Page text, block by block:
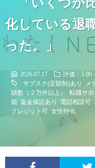
化している退
った。」
2026.07.17
評価：5.00
サブスク(定額制)あり
メ
績数（２万件以上）
転職サポ
能 返金保証あり 電話相談可
クレジット可 女性特化